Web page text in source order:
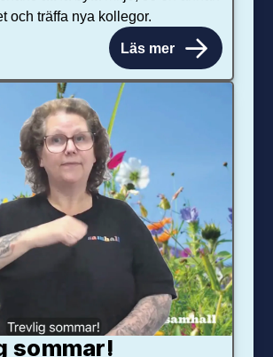
och träffa nya kollegor.
Läs mer
sommar!